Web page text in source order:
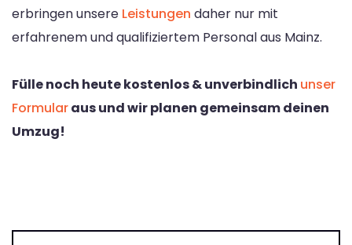
erbringen unsere Leistungen daher nur mit
erfahrenem und qualifiziertem Personal aus Mainz.
Fülle noch heute kostenlos & unverbindlich unser
Formularaus und wir planen gemeinsam deinen
Umzug!